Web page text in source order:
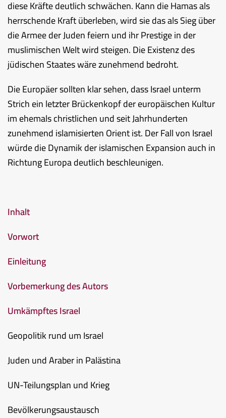
diese Kräfte deutlich schwächen. Kann die Hamas als
herrschende Kraft überleben, wird sie das als Sieg über
die Armee der Juden feiern und ihr Prestige in der
muslimischen Welt wird steigen. Die Existenz des
jüdischen Staates wäre zunehmend bedroht.
Die Europäer sollten klar sehen, dass Israel unterm
Strich ein letzter Brückenkopf der europäischen Kultur
im ehemals christlichen und seit Jahrhunderten
zunehmend islamisierten Orient ist. Der Fall von Israel
würde die Dynamik der islamischen Expansion auch in
Richtung Europa deutlich beschleunigen.
Inhalt
Vorwort
Einleitung
Vorbemerkung des Autors
Umkämpftes Israel
Geopolitik rund um Israel
Juden und Araber in Palästina
UN-Teilungsplan und Krieg
Bevölkerungsaustausch